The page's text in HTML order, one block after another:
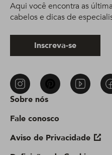
Sobre nós
Fale conosco
Aviso de Privacidade
Aqui você encontra as
cabelos e dicas de
Inscreva-se